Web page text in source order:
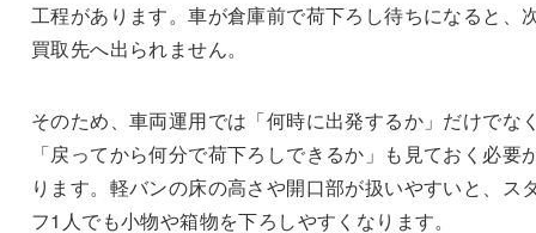
工程があります。車が倉庫前で荷下ろし待ちになると、
買取先へ出られません。
そのため、車両運用では「何時に出発するか」だけでな
「戻ってから何分で荷下ろしできるか」も見ておく必要
ります。軽バンの床の高さや開口部が扱いやすいと、ス
フ1人でも小物や箱物を下ろしやすくなります。